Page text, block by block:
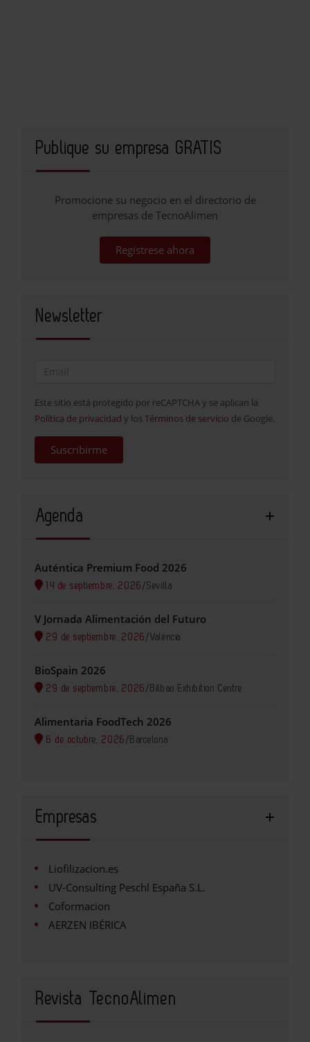
Publique su empresa GRATIS
Promocione su negocio en el directorio de
empresas de TecnoAlimen
Regístrese ahora
Newsletter
Este sitio está protegido por reCAPTCHA y se aplican la
Política de privacidad y los Términos de servicio de Google.
Suscribirme
Agenda
Auténtica Premium Food 2026
14 de septiembre, 2026 /Sevilla
V Jornada Alimentación del Futuro
29 de septiembre, 2026 /Valencia
BioSpain 2026
29 de septiembre, 2026 / Bilbao Exhibition Centre
Alimentaria FoodTech 2026
6 de octubre, 2026 / Barcelona
Empresas
Liofilizacion.es
UV-Consulting Peschl España S.L.
Coformacion
AERZEN IBÉRICA
Revista TecnoAlimen